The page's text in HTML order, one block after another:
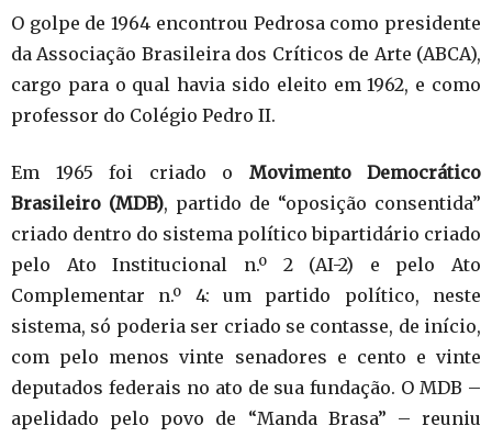
O golpe de 1964 encontrou Pedrosa como presidente
da Associação Brasileira dos Críticos de Arte (ABCA),
cargo para o qual havia sido eleito em 1962, e como
professor do Colégio Pedro II.
Em 1965 foi criado o Movimento Democrático
Brasileiro (MDB), partido de “oposição consentida”
criado dentro do sistema político bipartidário criado
pelo Ato Institucional n.º 2 (AI-2) e pelo Ato
Complementar n.º 4: um partido político, neste
sistema, só poderia ser criado se contasse, de início,
com pelo menos vinte senadores e cento e vinte
deputados federais no ato de sua fundação. O MDB –
apelidado pelo povo de “Manda Brasa” – reuniu